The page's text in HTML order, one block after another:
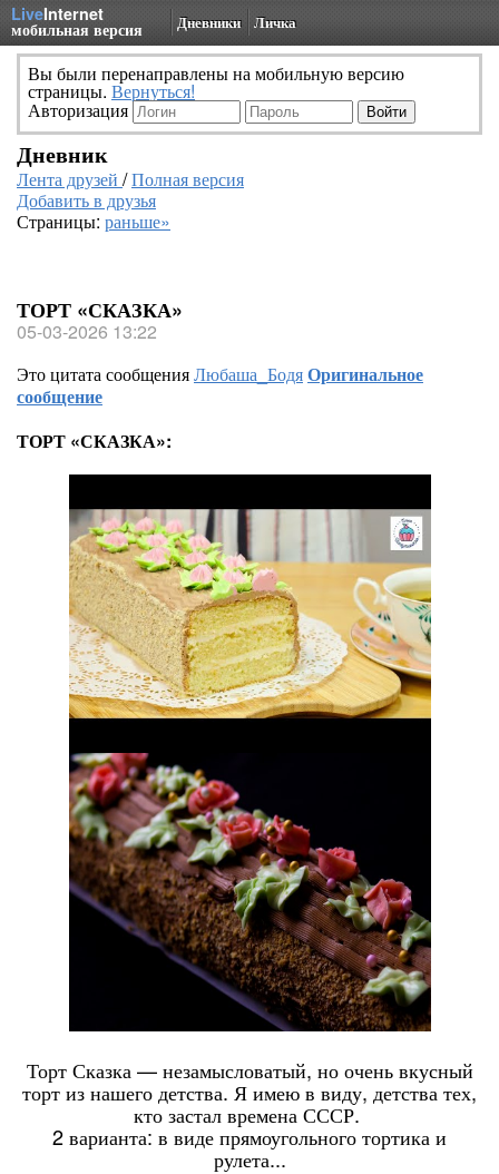
LiveInternet
мобильная версия Дневники Личка
Вы были перенаправлены на мобильную версию
страницы. Вернуться!
Авторизация
Дневник
Лента друзей /Полная версия
Добавить в друзья
Страницы: раньше»
ТОРТ «СКАЗКА»
05-03-2026 13:22
Это цитата сообщенияЛюбаша_БодяОригинальное
сообщение
ТОРТ «СКАЗКА»:
Торт Сказка — незамысловатый, но очень вкусный
торт из нашего детства. Я имею в виду, детства тех,
кто застал времена СССР.
2 варианта: в виде прямоугольного тортика и
рулета...